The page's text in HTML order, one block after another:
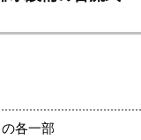
各一部